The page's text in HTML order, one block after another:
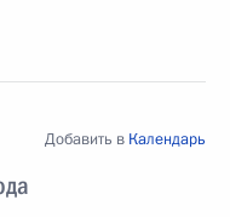
Добавить в Календарь